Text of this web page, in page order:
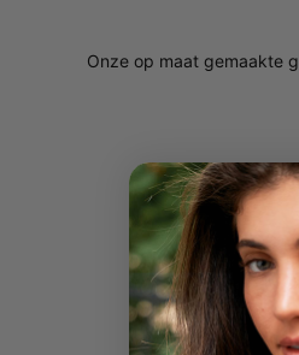
Onze op maat gemaakte